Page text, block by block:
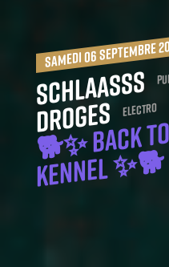
samedi 06 septembre
Schlaasss
Droges Electro
✨ BACK TO
🐕